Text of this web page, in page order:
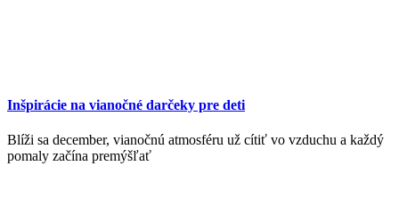
Inšpirácie na vianočné darčeky pre deti
Blíži sa december, vianočnú atmosféru už cítiť vo vzduchu a každý
pomaly začína premýšľať